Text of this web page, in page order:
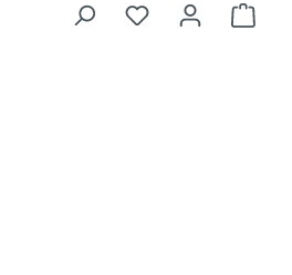
Du hast 0